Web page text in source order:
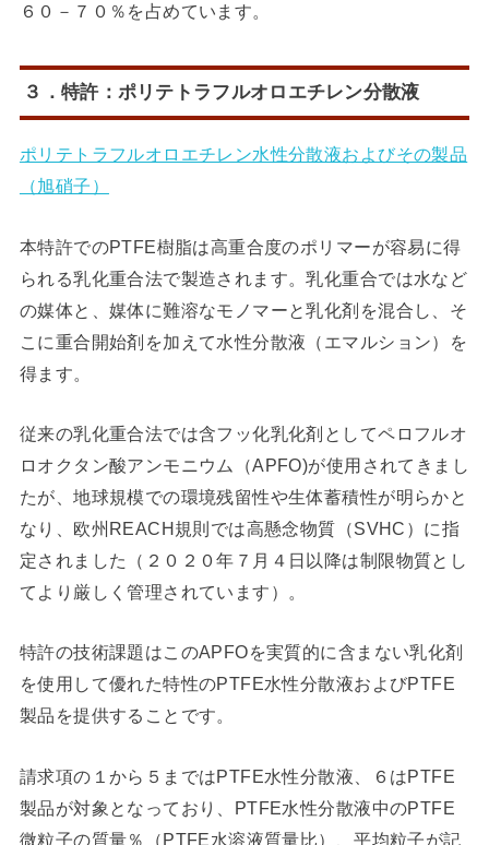
６０－７０％を占めています。
３．特許：ポリテトラフルオロエチレン分散液
ポリテトラフルオロエチレン水性分散液およびその製品
（旭硝子）
本特許でのPTFE樹脂は高重合度のポリマーが容易に得
られる乳化重合法で製造されます。乳化重合では水など
の媒体と、媒体に難溶なモノマーと乳化剤を混合し、そ
こに重合開始剤を加えて水性分散液（エマルション）を
得ます。
従来の乳化重合法では含フッ化乳化剤としてペロフルオ
ロオクタン酸アンモニウム（APFO)が使用されてきまし
たが、地球規模での環境残留性や生体蓄積性が明らかと
なり、欧州REACH規則では高懸念物質（SVHC）に指
定されました（２０２０年７月４日以降は制限物質とし
てより厳しく管理されています）。
特許の技術課題はこのAPFOを実質的に含まない乳化剤
を使用して優れた特性のPTFE水性分散液およびPTFE
製品を提供することです。
請求項の１から５まではPTFE水性分散液、６はPTFE
製品が対象となっており、PTFE水性分散液中のPTFE
微粒子の質量％（PTFE水溶液質量比）、平均粒子が記